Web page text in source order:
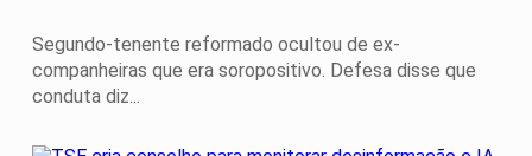
Segundo-tenente reformado ocultou de ex-
companheiras que era soropositivo. Defesa disse que
conduta diz...